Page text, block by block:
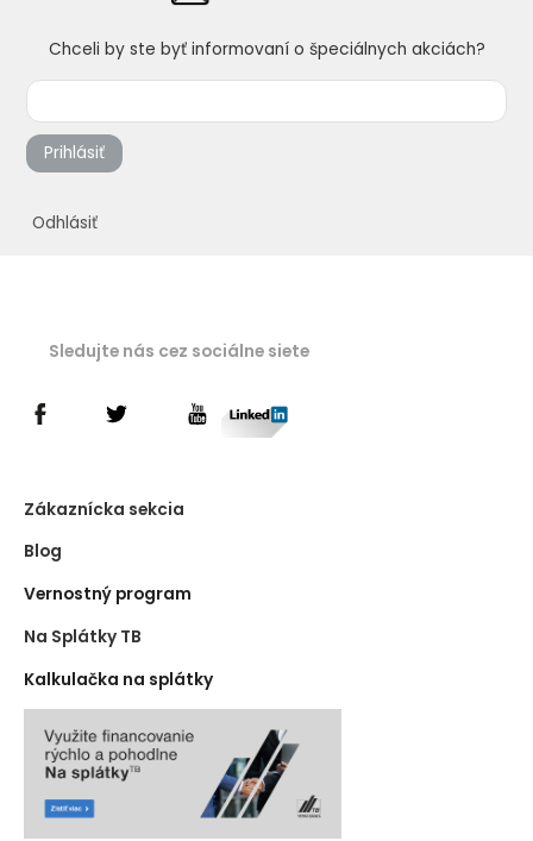
Chceli by ste byť informovaní o špeciálnych akciách?
Prihlásiť
Odhlásiť
Sledujte nás cez sociálne siete
Zákaznícka sekcia
Blog
Vernostný program
Na Splátky TB
Kalkulačka na splátky